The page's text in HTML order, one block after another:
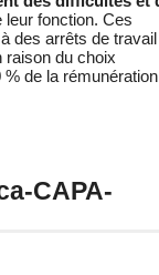
leur fonction. Ces
des arrêts de
raison du choix
% de la
CAPA-